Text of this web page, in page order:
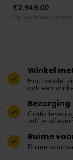
De over...
€2.949,00
Op voorraad in
Winkel
Houthandel
ook een
Bezorging
Gratis
zelf je
Ruime
Ruime